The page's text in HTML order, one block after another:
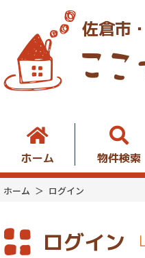
佐倉市
ホーム 物件検索
ホーム ログイン
ログイン